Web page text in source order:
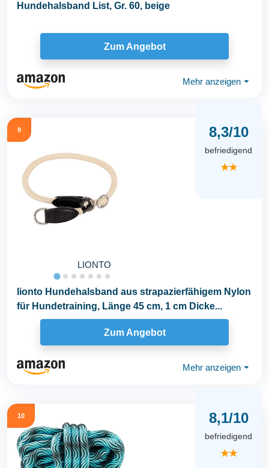
Hundehalsband List, Gr. 60, beige
Zum Angebot
Mehr anzeigen ⏷
9
LIONTO
8,3/10
befriedigend
★★
lionto Hundehalsband aus strapazierfähigem Nylon
für Hundetraining, Länge 45 cm, 1 cm Dicke...
Zum Angebot
Mehr anzeigen ⏷
10 8,1/10
befriedigend
★★